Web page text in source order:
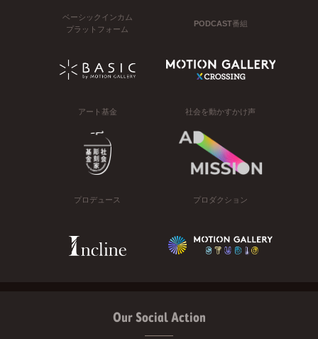
ベーシックインカム
プラットフォーム
PODCAST番組
アート基金 社会を動かすかけ声
プロデュース プロダクション
Our Social Action